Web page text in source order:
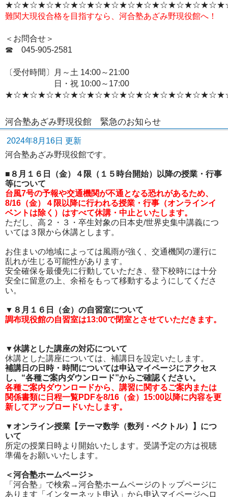
難関大現役合格を目指すなら、河合塾あざみ野現役館へ！
＜お問合せ＞
☎ 045‐905-2581
〔受付時間〕月～土 14:00～21:00
日・祝 10:00～17:00
河合塾あざみ野現役館 緊急のお知らせ
2024年8月16日 更新
河合塾あざみ野現役館です。
■８月１６日（金）４限（１５時台開始）以降の授業・行事
等について
台風7号の予報や交通機関が不通となる恐れがあるため、
8/16（金）４限以降に行われる授業・行事（オンラインイ
ベントは除く）はすべて休講・中止といたします。
ただし、高２・３・卒生対象の日本史/世界史集中講義につ
いては３限から休講とします。
お住まいの地域によっては風雨が強く、交通機関の運行に
乱れが生じる可能性があります。
安全確保を最優先に行動していただき、登下校時には十分
安全に留意の上、余裕をもって移動するようにしてくださ
い。
▼８月１６日（金）の自習室について
調布現役館の自習室は13:00で閉室とさせていただきます。
▼休講とした講座の対応について
休講とした講座については、補講日を設定いたします。
補講日の日時・時間については申込マイページにアクセス
し、“各種ご案内ダウンロード”からご確認ください。
各種ご案内ダウンロードから、講習に関するご案内または
関係書類に日程一覧PDFを8/16（金）15:00以降に内容を更
新してアップロードいたします。
▼オンライン授業【テーマ数学（数列・ベクトル）】につ
いて
所定の授業日時より開始いたします。受講予定の方は視聴
準備をお願いいたします。
＜河合塾ホームページ＞
「河合塾」で検索→河合塾ホームページのトップページに
あります「インターネット申込」から申込マイページへロ